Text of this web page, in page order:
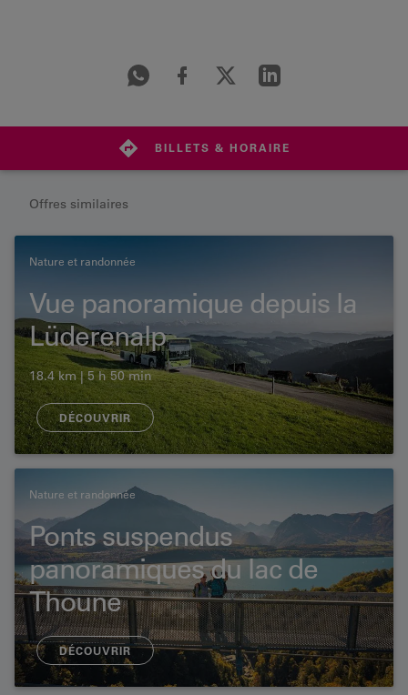
BILLETS & HORAIRE
Offres similaires
Nature et randonnée
Vue panoramique depuis la
Lüderenalp
18.4 km | 5 h 50 min
DÉCOUVRIR
Nature et randonnée
Ponts suspendus
panoramiques du lac de
Thoune
DÉCOUVRIR